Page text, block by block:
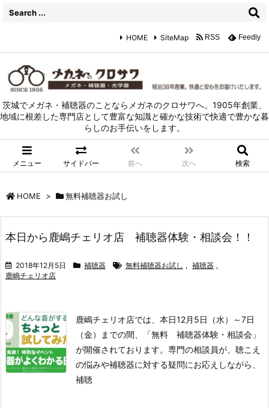
茨城でメガネ・補聴器のことならメガネのクロサワへ。1905年創業、
地域に根差した専門店として豊富な知識と確かな技術で快適で豊かな暮
らしのお手伝いをします。
メニュー サイドバー 前へ 次へ 検索
HOME SiteMap RSS Feedly
HOME > 無料補聴器お試し
本日から鹿嶋チェリオ店 補聴器体験・相談会！！
2018年12月5日 補聴器 無料補聴器お試し , 補聴器 ,
鹿嶋チェリオ店
鹿嶋チェリオ店では、本日12月5日（水）～7日
（金）までの間、
「無料 補聴器体験・相談会」
が開催されております。 専門の相談員が、聴こえ
の悩みや補聴器に対する疑問にお応えしながら、
補聴